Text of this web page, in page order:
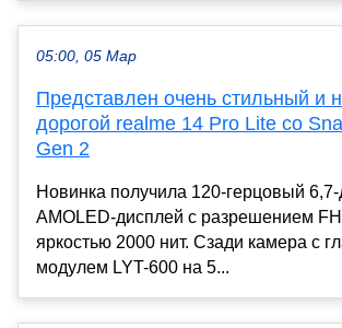
05:00, 05 Мар
Представлен очень стильный и
дорогой realme 14 Pro Lite со
Gen 2
Новинка получила 120-герцовый
AMOLED-дисплей с разрешением
яркостью 2000 нит. Сзади камера с
модулем LYT-600 на 5...